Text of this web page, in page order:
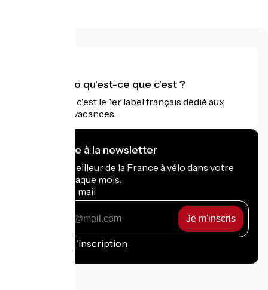
Accueil Vélo qu'est-ce que c'est ?
Accueil Vélo c'est le 1er label français dédié aux
cyclistes en vacances.
Je m'abonne à la newsletter
Recevez le meilleur de la France à vélo dans votre
boîte mail chaque mois.
Mon adresse mail
Conditions d'inscription